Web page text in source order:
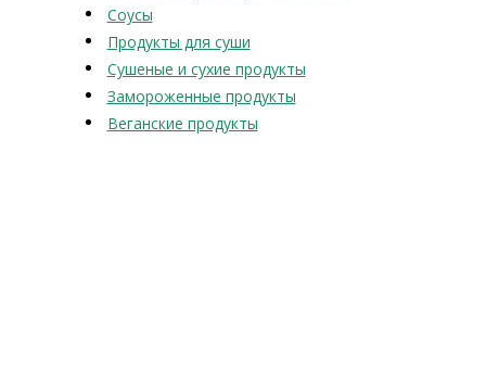
Соусы
Продукты для суши
Сушеные и сухие продукты
Замороженные продукты
Веганские продукты